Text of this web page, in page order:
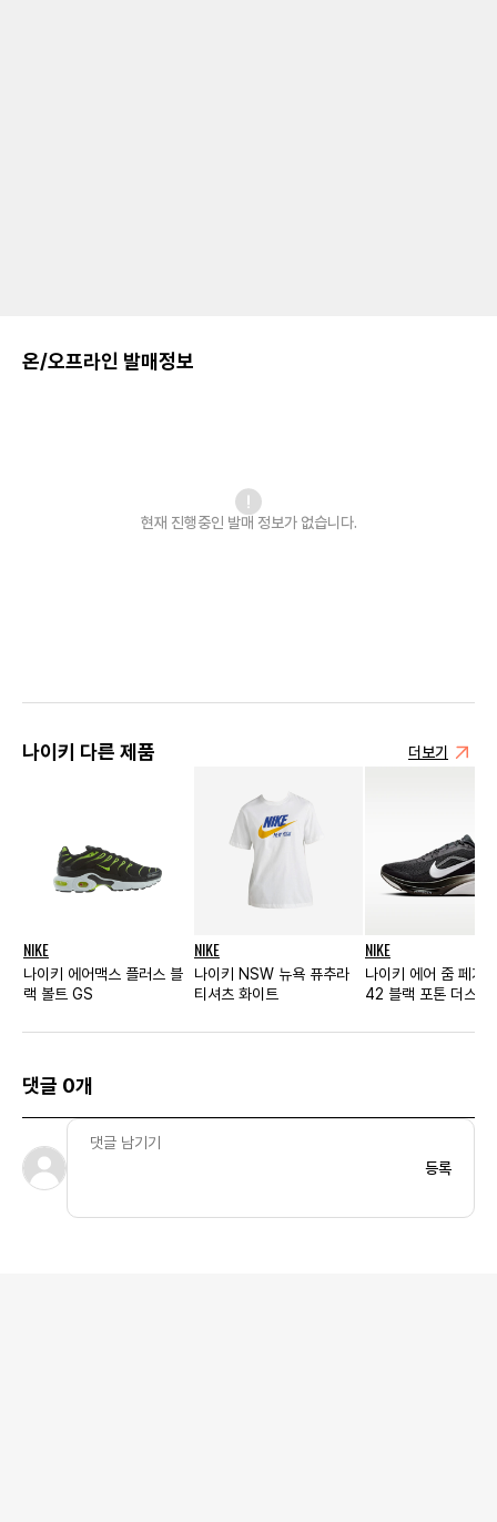
온/오프라인 발매정보
현재 진행중인 발매 정보가 없습니다.
나이키 다른 제품 더보기
NIKE
나이키 에어맥스 플러스 블
랙 볼트 GS
NIKE
나이키 NSW 뉴욕 퓨추라
티셔츠 화이트
NIKE
나이키 에어 줌 페가
42 블랙 포톤 더스트
댓글 0개
등록